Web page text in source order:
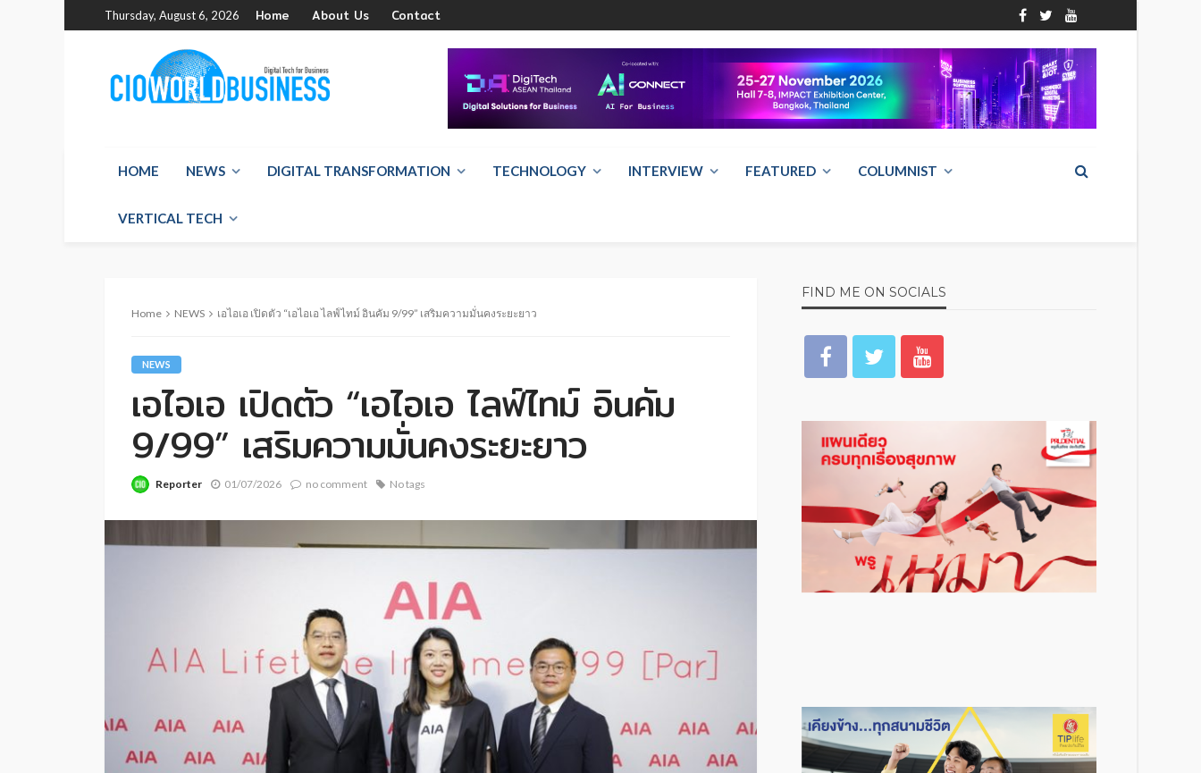
Thursday, August 6, 2026 Home About Us Contact
HOME NEWS DIGITAL TRANSFORMATION TECHNOLOGY INTERVIEW FEATURED COLUMNIST
VERTICAL TECH
Home NEWS เอไอเอ เปิดตัว “เอไอเอ ไลฟ์ไทม์ อินคัม 9/99” เสริมความมั่นคงระยะยาว
NEWS
เอไอเอ เปิดตัว “เอไอเอ ไลฟ์ไทม์ อินคัม
9/99” เสริมความมั่นคงระยะยาว
Reporter 01/07/2026 no comment No tags
FIND ME ON SOCIALS